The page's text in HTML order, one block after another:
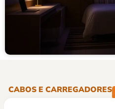
CABOS E CARREGADORES